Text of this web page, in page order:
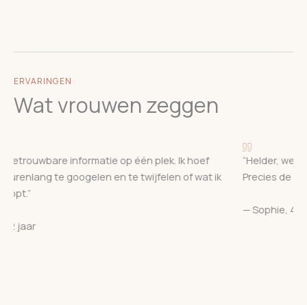
ERVARINGEN
Wat vrouwen zeggen
informatie op één plek. Ik hoef
te googelen en te twijfelen of wat ik
“Helder,
Precies de feiten
— Sophie, 48 jaar